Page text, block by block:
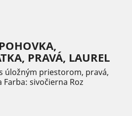
PRAVÁ, LAUREL
úložným priestorom, pravá,
Farba: sivočierna Roz